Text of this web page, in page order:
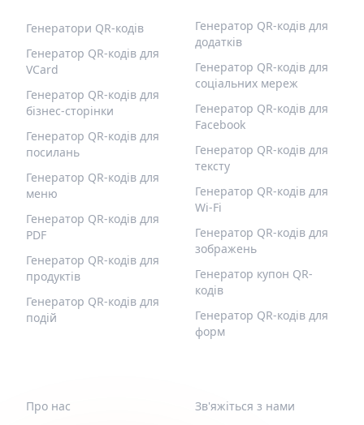
Генератори QR-кодів
Генератор QR-кодів для
VCard
Генератор QR-кодів для
бізнес-сторінки
Генератор QR-кодів для
посилань
Генератор QR-кодів для
меню
Генератор QR-кодів для
PDF
Генератор QR-кодів для
продуктів
Генератор QR-кодів для
подій
Генератор QR-кодів для
додатків
Генератор QR-кодів для
соціальних мереж
Генератор QR-кодів для
Facebook
Генератор QR-кодів для
тексту
Генератор QR-кодів для
Wi-Fi
Генератор QR-кодів для
зображень
Генератор купон QR-
кодів
Генератор QR-кодів для
форм
Про нас Зв'яжіться з нами